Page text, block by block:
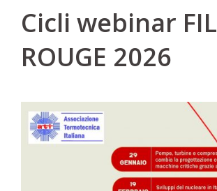
Cicli webinar FIL
ROUGE 2026